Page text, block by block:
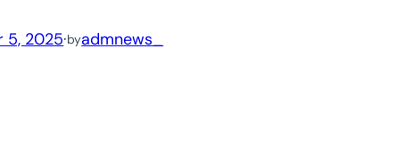
5, 2025·byadmnews_